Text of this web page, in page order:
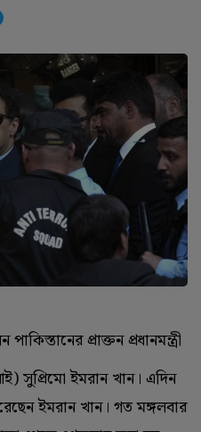
প্রাক্তন প্রধানমন্ত্রী
সুপ্রিমো ইমরান খান। এদিন
ইমরান খান। গত মঙ্গলবার